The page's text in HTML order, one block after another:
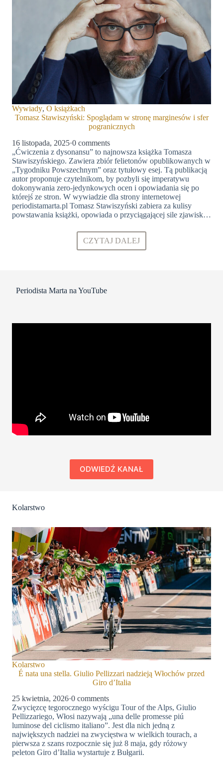
Wywiady, O książkach
Tomasz Stawiszyński: Spoglądam w stronę marginesów i sfer
pogranicznych
16 listopada, 2025·0 comments
„Ćwiczenia z dysonansu” to najnowsza książka Tomasza
Stawiszyńskiego. Zawiera zbiór felietonów opublikowanych w
„Tygodniku Powszechnym” oraz tytułowy esej. Tą publikacją
autor proponuje czytelnikom, by pozbyli się imperatywu
dokonywania zero-jedynkowych ocen i opowiadania się po
którejś ze stron. W wywiadzie dla strony internetowej
periodistamarta.pl Tomasz Stawiszyński zabiera za kulisy
powstawania książki, opowiada o przyciągającej sile zjawisk…
CZYTAJ DALEJ
Periodista Marta na YouTube
ODWIEDŹ KANAŁ
Kolarstwo
Kolarstwo
É nata una stella. Giulio Pellizzari nadzieją Włochów przed
Giro d’Italia
25 kwietnia, 2026·0 comments
Zwycięzcę tegorocznego wyścigu Tour of the Alps, Giulio
Pellizzariego, Włosi nazywają „una delle promesse piú
luminose del ciclismo italiano”. Jest dla nich jedną z
największych nadziei na zwycięstwa w wielkich tourach, a
pierwsza z szans rozpocznie się już 8 maja, gdy różowy
peleton Giro d’Italia wystartuje z Bułgarii.